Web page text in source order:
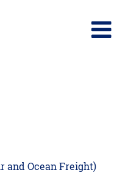
and Ocean Freight)